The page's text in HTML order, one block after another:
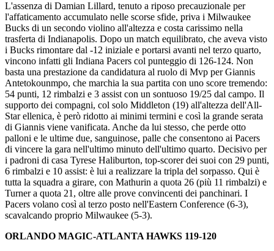
L'assenza di Damian Lillard, tenuto a riposo precauzionale per
l'affaticamento accumulato nelle scorse sfide, priva i Milwaukee
Bucks di un secondo violino all'altezza e costa carissimo nella
trasferta di Indianapolis. Dopo un match equilibrato, che aveva visto
i Bucks rimontare dal -12 iniziale e portarsi avanti nel terzo quarto,
vincono infatti gli Indiana Pacers col punteggio di 126-124. Non
basta una prestazione da candidatura al ruolo di Mvp per Giannis
Antetokounmpo, che marchia la sua partita con uno score tremendo:
54 punti, 12 rimbalzi e 3 assist con un sontuoso 19/25 dal campo. Il
supporto dei compagni, col solo Middleton (19) all'altezza dell'All-
Star ellenica, è però ridotto ai minimi termini e così la grande serata
di Giannis viene vanificata. Anche da lui stesso, che perde otto
palloni e le ultime due, sanguinose, palle che consentono ai Pacers
di vincere la gara nell'ultimo minuto dell'ultimo quarto. Decisivo per
i padroni di casa Tyrese Haliburton, top-scorer dei suoi con 29 punti,
6 rimbalzi e 10 assist: è lui a realizzare la tripla del sorpasso. Qui è
tutta la squadra a girare, con Mathurin a quota 26 (più 11 rimbalzi) e
Turner a quota 21, oltre alle prove convincenti dei panchinari. I
Pacers volano così al terzo posto nell'Eastern Conference (6-3),
scavalcando proprio Milwaukee (5-3).
ORLANDO MAGIC-ATLANTA HAWKS 119-120